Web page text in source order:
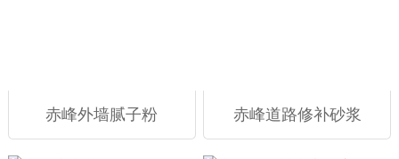
赤峰外墙腻子粉 赤峰道路修补砂浆